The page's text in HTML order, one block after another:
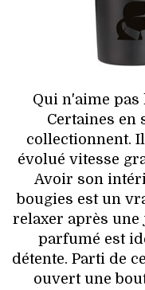
Qui n'aime
Certaines en
collectionnent.
évolué vitesse
Avoir son
bougies est un
relaxer après une
parfumé est
détente. Parti de
ouvert une